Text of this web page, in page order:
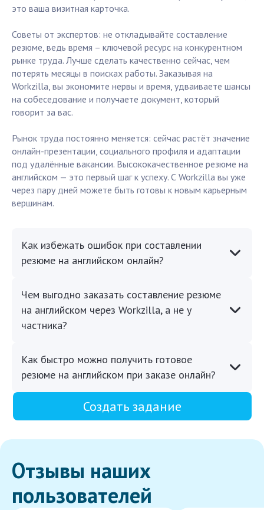
это ваша визитная карточка.
Советы от экспертов: не откладывайте составление
резюме, ведь время – ключевой ресурс на конкурентном
рынке труда. Лучше сделать качественно сейчас, чем
потерять месяцы в поисках работы. Заказывая на
Workzilla, вы экономите нервы и время, удваиваете шансы
на собеседование и получаете документ, который
говорит за вас.
Рынок труда постоянно меняется: сейчас растёт значение
онлайн-презентации, социального профиля и адаптации
под удалённые вакансии. Высококачественное резюме на
английском — это первый шаг к успеху. С Workzilla вы уже
через пару дней можете быть готовы к новым карьерным
вершинам.
Как избежать ошибок при составлении
резюме на английском онлайн?
Чем выгодно заказать составление резюме
на английском через Workzilla, а не у
частника?
Как быстро можно получить готовое
резюме на английском при заказе онлайн?
Создать задание
Отзывы наших
пользователей